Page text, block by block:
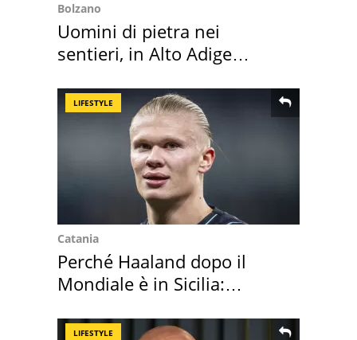
Bolzano
Uomini di pietra nei
sentieri, in Alto Adige
LIFESTYLE
Catania
Perché Haaland dopo il
Mondiale è in Sicilia:
LIFESTYLE